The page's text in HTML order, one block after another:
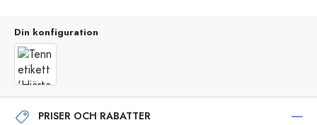
Din konfiguration
PRISER OCH RABATTER